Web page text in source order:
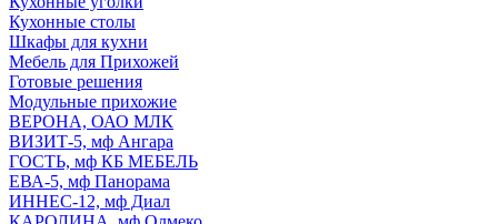
Кухонные столы
Шкафы для кухни
Мебель для Прихожей
Готовые решения
Модульные прихожие
ВЕРОНА, ОАО МЛК
ВИЗИТ-5, мф Ангара
ГОСТЬ, мф КБ МЕБЕЛЬ
ЕВА-5, мф Панорама
ИННЕС-12, мф Диал